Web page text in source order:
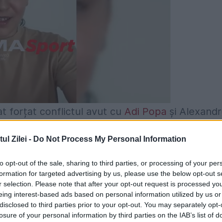
Zilei - Do Not Process My Personal Information
opt-out of the sale, sharing to third parties, or processing of your
for targeted advertising by us, please use the below opt-out
selection. Please note that after your opt-out request is processed
interest-based ads based on personal information utilized by us
to third parties prior to your opt-out. You may separately
of your personal information by third parties on the IAB’s list of
forțat conflictul avut cu Adi Popa și
ai „roș-albaștrilor”. Aceștia dăduseră
. Decizia a fost luată anul trecut, din cauza
peste tot în lume de pandemia de
Alexandru Stan a primit 22.500 de euro.
FCSB, dacă nu plătea